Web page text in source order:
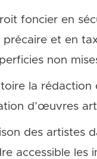
foncier en
et en
non
la rédaction
d’œuvres
des artistes
accessible les